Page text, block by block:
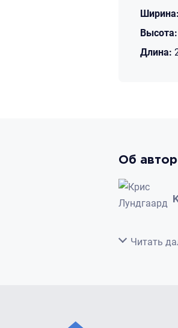
Ширина:
Высота:
Длина:
Об
Свернуть
Читать